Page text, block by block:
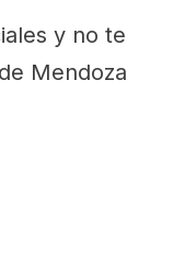
y no te
Mendoza